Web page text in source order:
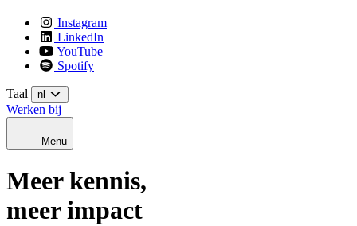
Instagram
LinkedIn
YouTube
Spotify
Taal nl
Werken bij
Menu
Meer kennis,
meer impact